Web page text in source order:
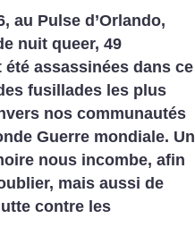
au Pulse d’Orlando,
nuit queer, 49
assassinées dans ce
fusillades les plus
nos communautés
Guerre mondiale. Un
nous incombe, afin
mais aussi de
contre les